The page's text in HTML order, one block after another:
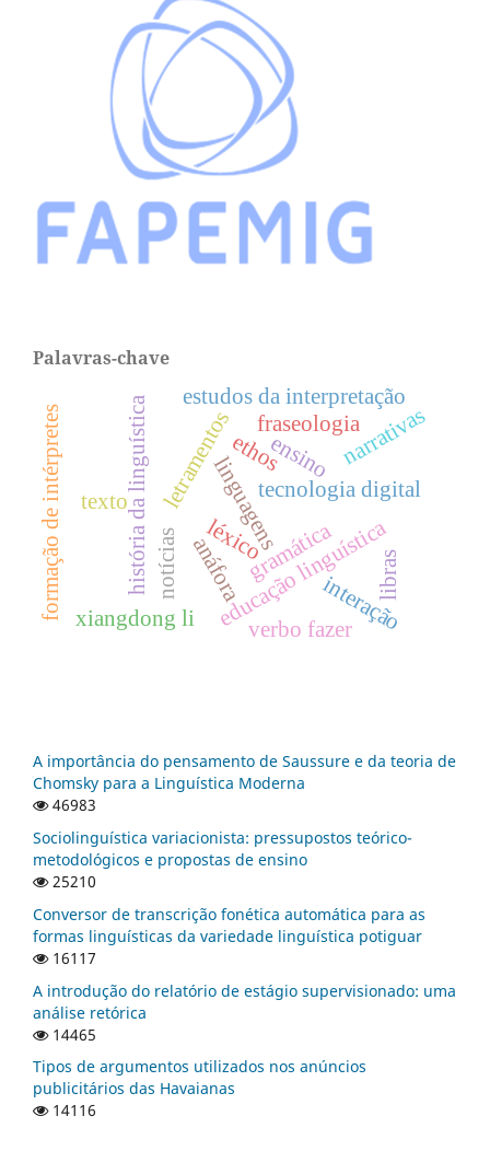
Palavras-chave
linguagens
letramentos ensino
tecnologia digital
gramática
história da linguística
texto
educação linguística
xiangdong li
estudos da interpretação
formação de intérpretes narrativas
interação
verbo fazer
anáfora
ethos
fraseologia
léxico
libras
notícias
A importância do pensamento de Saussure e da teoria de
Chomsky para a Linguística Moderna
46983
Sociolinguística variacionista: pressupostos teórico-
metodológicos e propostas de ensino
25210
Conversor de transcrição fonética automática para as
formas linguísticas da variedade linguística potiguar
16117
A introdução do relatório de estágio supervisionado: uma
análise retórica
14465
Tipos de argumentos utilizados nos anúncios
publicitários das Havaianas
14116